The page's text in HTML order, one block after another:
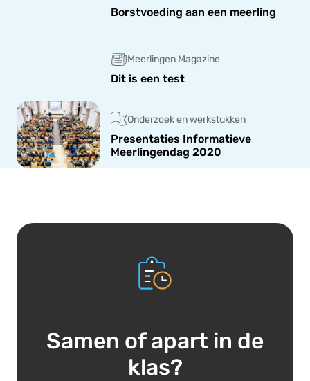
Borstvoeding aan een meerling
Meerlingen Magazine
Dit is een test
Onderzoek en werkstukken
Presentaties Informatieve
Meerlingendag 2020
Samen of apart in de
klas?